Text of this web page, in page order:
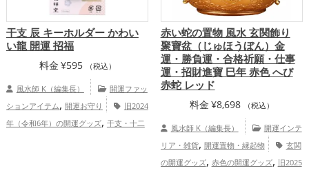
干支 辰 キーホルダー かわい
い龍 開運 招福
料金 ¥595 （税込）
風水師 K（編集長）
開運ファッ
ションアイテム, 開運お守り
旧2024
年（令和6年）の開運グッズ, 干支・十二
赤い蛇の置物 風水 玄関飾り
聚寶盆（じゅほうぼん）金
運・勝負運・合格祈願・仕事
運・招財進寶 巳年 赤色 へび
赤蛇 レッド
料金 ¥8,698 （税込）
風水師 K（編集長）
開運インテ
リア・雑貨, 開運置物・縁起物
玄関
の開運グッズ, 赤色の開運グッズ, 旧2025